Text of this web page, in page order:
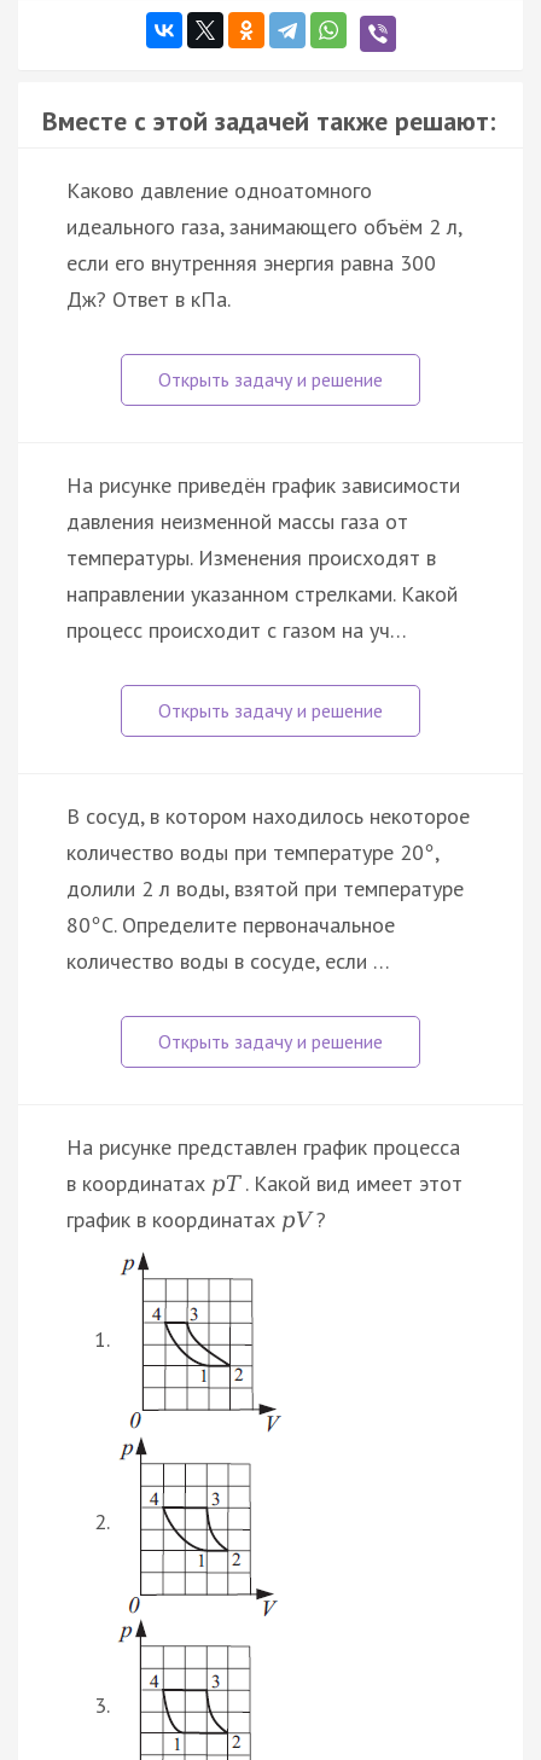
Вместе с этой задачей также решают:
Каково давление одноатомного
идеального газа, занимающего объём 2 л,
если его внутренняя энергия равна 300
Дж? Ответ в кПа.
На рисунке приведён график зависимости
давления неизменной массы газа от
температуры. Изменения происходят в
направлении указанном стрелками. Какой
процесс происходит с газом на уч…
В сосуд, в котором находилось некоторое
количество воды при температуре 20°,
долили 2 л воды, взятой при температуре
80°С. Определите первоначальное
количество воды в сосуде, если …
На рисунке представлен график процесса
в координатах pT . Какой вид имеет этот
график в координатах pV?